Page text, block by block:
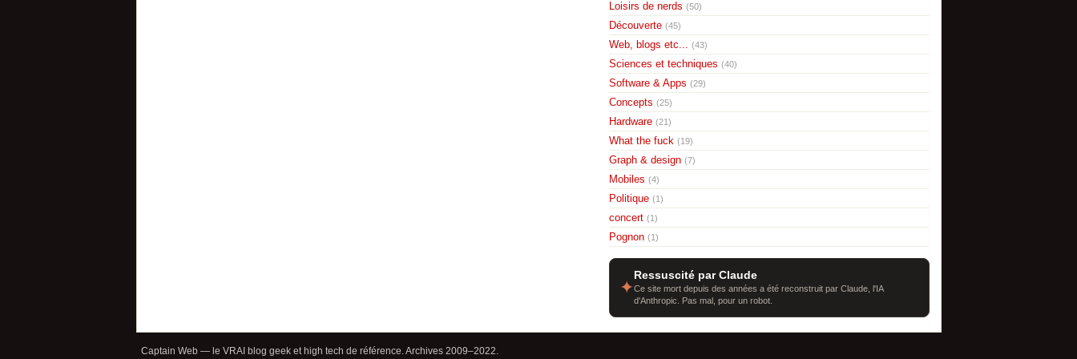
Loisirs de nerds (50)
Découverte (45)
Web, blogs etc... (43)
Sciences et techniques (40)
Software & Apps (29)
Concepts (25)
Hardware (21)
What the fuck (19)
Graph & design (7)
Mobiles (4)
Politique (1)
concert (1)
Pognon (1)
✦
Ressuscité par Claude
Ce site mort depuis des années a été reconstruit par Claude, l'IA
d'Anthropic. Pas mal, pour un robot.
Captain Web — le VRAI blog geek et high tech de référence. Archives 2009–2022.